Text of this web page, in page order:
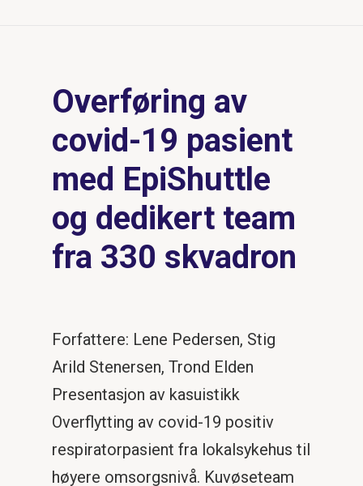
Overføring av
covid-19 pasient
med EpiShuttle
og dedikert team
fra 330 skvadron
Forfattere: Lene Pedersen, Stig
Arild Stenersen, Trond Elden
Presentasjon av kasuistikk
Overflytting av covid-19 positiv
respiratorpasient fra lokalsykehus til
høyere omsorgsnivå. Kuvøseteam